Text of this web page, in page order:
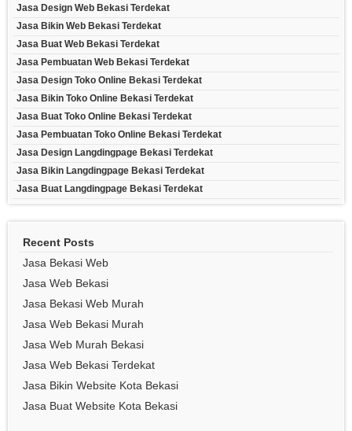
Jasa Design Web Bekasi Terdekat
Jasa Bikin Web Bekasi Terdekat
Jasa Buat Web Bekasi Terdekat
Jasa Pembuatan Web Bekasi Terdekat
Jasa Design Toko Online Bekasi Terdekat
Jasa Bikin Toko Online Bekasi Terdekat
Jasa Buat Toko Online Bekasi Terdekat
Jasa Pembuatan Toko Online Bekasi Terdekat
Jasa Design Langdingpage Bekasi Terdekat
Jasa Bikin Langdingpage Bekasi Terdekat
Jasa Buat Langdingpage Bekasi Terdekat
Recent Posts
Jasa Bekasi Web
Jasa Web Bekasi
Jasa Bekasi Web Murah
Jasa Web Bekasi Murah
Jasa Web Murah Bekasi
Jasa Web Bekasi Terdekat
Jasa Bikin Website Kota Bekasi
Jasa Buat Website Kota Bekasi